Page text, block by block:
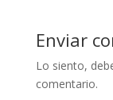
Enviar
Lo siento,
comentario.